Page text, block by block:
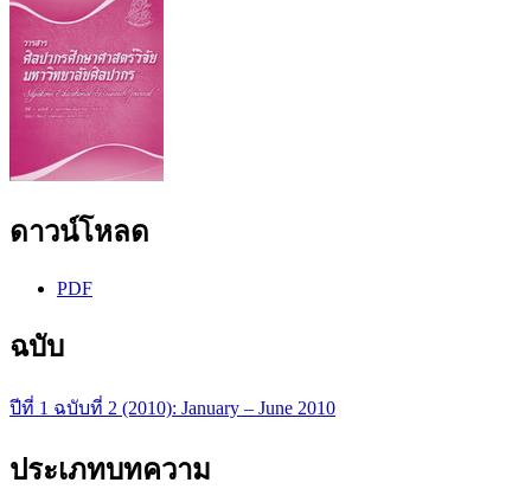
ดาวน์โหลด
PDF
ฉบับ
ปีที่ 1 ฉบับที่ 2 (2010): January – June 2010
ประเภทบทความ